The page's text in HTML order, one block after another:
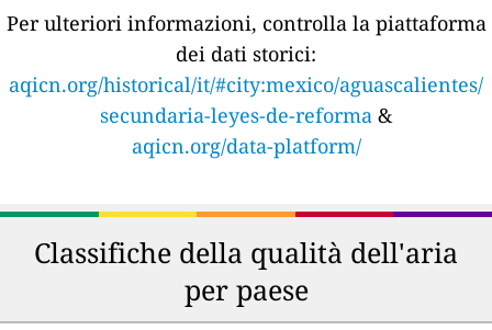
Per ulteriori informazioni, controlla la piattaforma
dei dati storici:
aqicn.org/historical/it/#city:mexico/aguascalientes/
secundaria-leyes-de-reforma &
aqicn.org/data-platform/
Classifiche della qualità dell'aria
per paese